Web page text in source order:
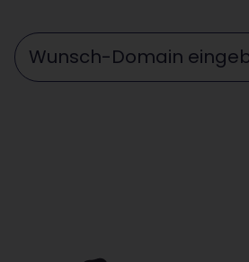
Wunschdomain eingeben ...